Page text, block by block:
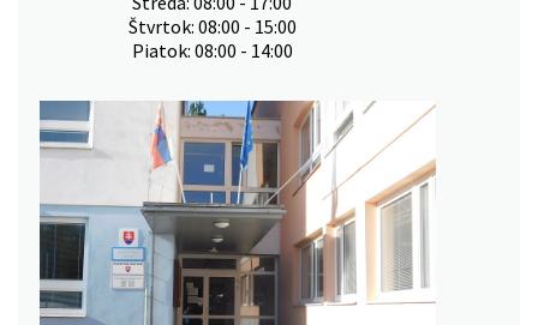
Štvrtok: 08:00 - 15:00
Piatok: 08:00 - 14:00